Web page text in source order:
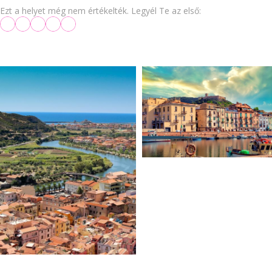
Ezt a helyet még nem értékelték. Legyél Te az első: